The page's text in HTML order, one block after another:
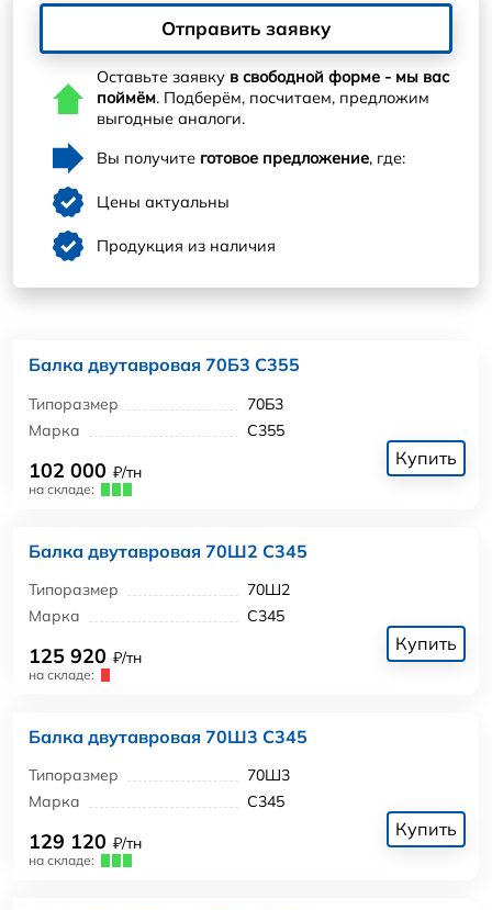
Отправить заявку
Оставьте заявку в свободной форме - мы вас
поймём. Подберём, посчитаем, предложим
выгодные аналоги.
Вы получите готовое предложение, где:
Цены актуальны
Продукция из наличия
Балка двутавровая 70Б3 С355
Типоразмер
70Б3
Марка
С355
102 000 ₽/тн
на складе:
Купить
Балка двутавровая 70Ш2 С345
Типоразмер
70Ш2
Марка
С345
125 920 ₽/тн
на складе:
Купить
Балка двутавровая 70Ш3 С345
Типоразмер
70Ш3
Марка
С345
129 120 ₽/тн
на складе:
Купить